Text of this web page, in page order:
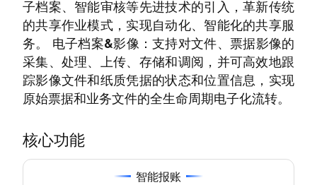
子档案、智能审核等先进技术的引入，革新传统
的共享作业模式，实现自动化、智能化的共享服
务。 电子档案&影像：支持对文件、票据影像的
采集、处理、上传、存储和调阅，并可高效地跟
踪影像文件和纸质凭据的状态和位置信息，实现
原始票据和业务文件的全生命周期电子化流转。
核心功能
智能报账